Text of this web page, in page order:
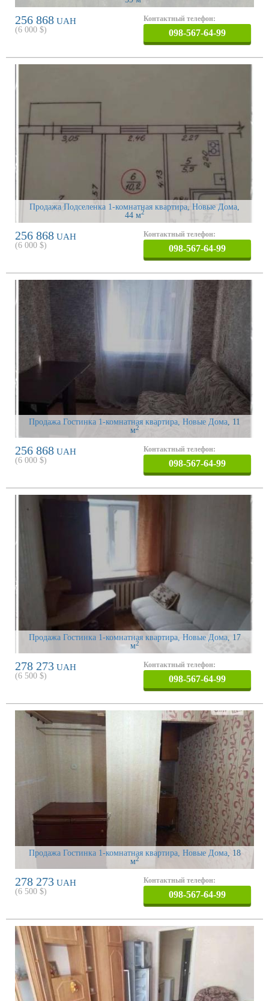
256 868 UAH
(6 000 $)
Контактный телефон:
098-567-64-99
Продажа Подселенка 1-комнатная квартира, Новые Дома
44 м2
256 868 UAH
(6 000 $)
Контактный телефон:
098-567-64-99
Продажа Гостинка 1-комнатная квартира, Новые Дома, 11
м2
256 868 UAH
(6 000 $)
Контактный телефон:
098-567-64-99
Продажа Гостинка 1-комнатная квартира, Новые Дома, 17
м2
278 273 UAH
(6 500 $)
Контактный телефон:
098-567-64-99
Продажа Гостинка 1-комнатная квартира, Новые Дома, 18
м2
278 273 UAH
(6 500 $)
Контактный телефон:
098-567-64-99